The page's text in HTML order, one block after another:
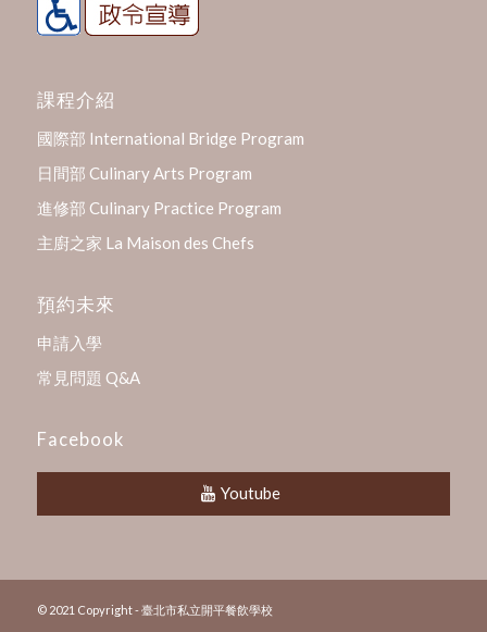
課程介紹
國際部 International Bridge Program
日間部 Culinary Arts Program
進修部 Culinary Practice Program
主廚之家 La Maison des Chefs
預約未來
申請入學
常見問題 Q&A
Facebook
Youtube
© 2021 Copyright - 臺北市私立開平餐飲學校